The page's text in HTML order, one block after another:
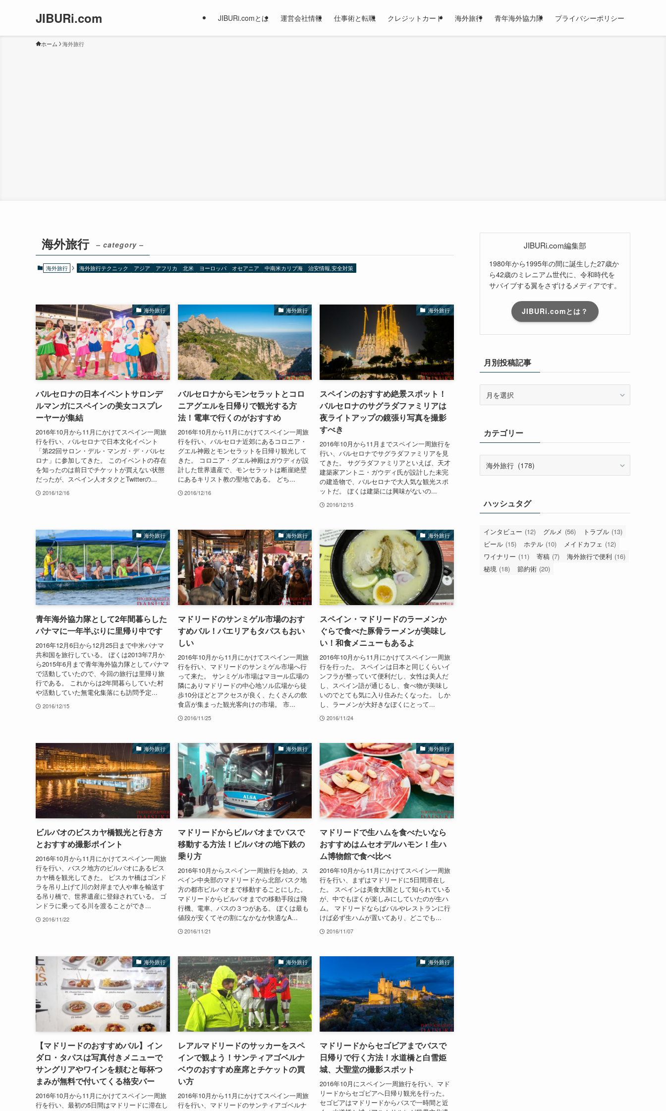
JIBURi.com JIBURi.comとは 運営会社情報 仕事術と転職 クレジットカード 海外旅行 青年海外協力隊 プライバシーポリシー
ホーム 海外旅行
海外旅行 – category –
海外旅行 海外旅行テクニック アジア アフリカ 北米 ヨーロッパ オセアニア 中南米カリブ海 治安情報,安全対策
海外旅行
バルセロナの日本イベントサロンデ
ルマンガにスペインの美女コスプレ
ーヤーが集結
2016年10月から11月にかけてスペイン一周旅
行を行い、バルセロナで日本文化イベント
「第22回サロン・デル・マンガ・デ・バルセ
ロナ」に参加してきた。 このイベントの存在
を知ったのは前日でチケットが買えない状態
だったが、スペイン人オタクとTwitterの...
2016/12/16
海外旅行
バルセロナからモンセラットとコロ
ニアグエルを日帰りで観光する方
法！電車で行くのがおすすめ
2016年10月から11月にかけてスペイン一周旅
行を行い、バルセロナ近郊にあるコロニア・
グエル神殿とモンセラットを日帰り観光して
きた。 コロニア・グエル神殿はガウディが設
計した世界遺産で、モンセラットは断崖絶壁
にあるキリスト教の聖地である。 どち...
2016/12/16
海外旅行
スペインのおすすめ絶景スポット！
バルセロナのサグラダファミリアは
夜ライトアップの鏡張り写真を撮影
すべき
2016年10月から11月までスペイン一周旅行を
行い、バルセロナでサグラダファミリアを見
てきた。 サグラダファミリアといえば、天才
建築家アントニ・ガウディ氏が設計した未完
の建造物で、バルセロナで大人気な観光スポ
ットだ。 ぼくは建築には興味がないの...
2016/12/15
海外旅行
青年海外協力隊として2年間暮らした
パナマに一年半ぶりに里帰り中です
2016年12月6日から12月25日まで中米パナマ
共和国を旅行している。 ぼくは2013年7月か
ら2015年6月まで青年海外協力隊としてパナマ
で活動していたので、今回の旅行は里帰り旅
行である。 これからは2年間暮らしていた村
や活動していた無電化集落にも訪問予定...
2016/12/15
海外旅行
マドリードのサンミゲル市場のおす
すめバル！パエリアもタパスもおい
しい
2016年10月から11月にかけてスペイン一周旅
行を行い、マドリードのサンミゲル市場へ行
って来た。 サンミゲル市場はマヨール広場の
隣にありマドリードの中心地ソル広場から徒
歩10分ほどとアクセスが良く、たくさんの飲
食店が集まった観光客向けの市場。 市...
2016/11/25
海外旅行
スペイン・マドリードのラーメンか
ぐらで食べた豚骨ラーメンが美味し
い！和食メニューもあるよ
2016年10月から11月にかけてスペイン一周旅
行を行った。 スペインは日本と同じくらいイ
ンフラが整っていて便利だし、女性は美人だ
し、スペイン語が通じるし、食べ物が美味し
いのでとても気に入り住みたくなった。 しか
し、ラーメンが大好きなぼくにとって...
2016/11/24
海外旅行
ビルバオのビスカヤ橋観光と行き方
とおすすめ撮影ポイント
2016年10月から11月にかけてスペイン一周旅
行を行い、バスク地方のビルバオにあるビス
カヤ橋を観光してきた。 ビスカヤ橋はゴンド
ラを吊り上げて川の対岸まで人や車を輸送す
る吊り橋で、世界遺産に登録されている。 ゴ
ンドラに乗ってる川を渡ることができ...
2016/11/22
海外旅行
マドリードからビルバオまでバスで
移動する方法！ビルバオの地下鉄の
乗り方
2016年10月からスペイン一周旅行を始め、ス
ペイン中央部のマドリードから北部バスク地
方の都市ビルバオまで移動することにした。
マドリードからビルバオまでの移動手段は飛
行機、電車、バスの３つがある。 ぼくは最も
値段が安くてその割になかなか快適なA...
2016/11/21
海外旅行
マドリードで生ハムを食べたいなら
おすすめはムセオデルハモン！生ハ
ム博物館で食べ比べ
2016年10月から11月にかけてスペイン一周旅
行を行い、まずはマドリードに5日間滞在し
た。 スペインは美食大国として知られている
が、中でもぼくが楽しみにしていたのが生ハ
ム。 マドリードならばバルやレストランに行
けば必ず生ハムが置いてあり、どこでも...
2016/11/07
海外旅行
【マドリードのおすすめバル】イン
ダロ・タパスは写真付きメニューで
サングリアやワインを頼むと毎杯つ
まみが無料で付いてくる格安バー
2016年10月から11月にかけてスペイン一周旅
行を行い、最初の5日間はマドリードに滞在し
海外旅行
レアルマドリードのサッカーをスペ
インで観よう！サンティアゴベルナ
ベウのおすすめ座席とチケットの買
い方
2016年10月から11月にかけてスペイン一周旅
行を行い、マドリードのサンティアゴベルナ
海外旅行
マドリードからセゴビアまでバスで
日帰りで行く方法！水道橋と白雪姫
城、大聖堂の撮影スポット
2016年10月にスペイン一周旅行を行い、マド
リードからセゴビアへ日帰り観光を行った。
セゴビアはマドリードからバスで一時間と近
JIBURi.com編集部
1980年から1995年の間に誕生した27歳か
ら42歳のミレニアム世代に、令和時代を
サバイブする翼をさずけるメディアです。
JIBURi.comとは？
月別投稿記事
記
事
カテゴリー
ーハッシュタグ
インタビュー (12) グルメ (56) トラブル (13)
ビール (15) ホテル (10) メイドカフェ (12)
ワイナリー (11) 寄稿 (7) 海外旅行で便利 (16)
秘境 (18) 節約術 (20)